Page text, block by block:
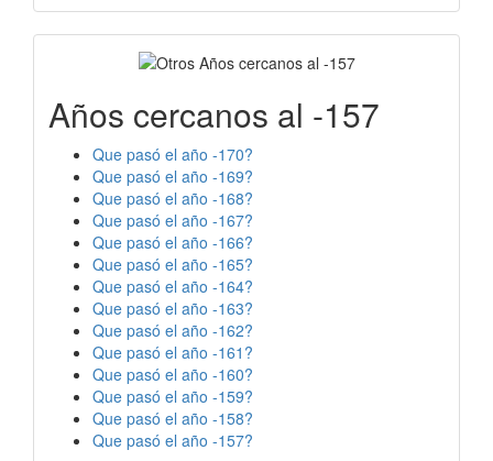
Años cercanos al -157
Que pasó el año -170?
Que pasó el año -169?
Que pasó el año -168?
Que pasó el año -167?
Que pasó el año -166?
Que pasó el año -165?
Que pasó el año -164?
Que pasó el año -163?
Que pasó el año -162?
Que pasó el año -161?
Que pasó el año -160?
Que pasó el año -159?
Que pasó el año -158?
Que pasó el año -157?